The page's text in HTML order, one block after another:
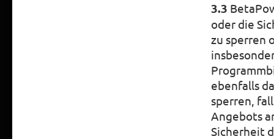
3.3
oder die
zu sperren
ebenfalls
sperren,
Angebots
Sicherheit